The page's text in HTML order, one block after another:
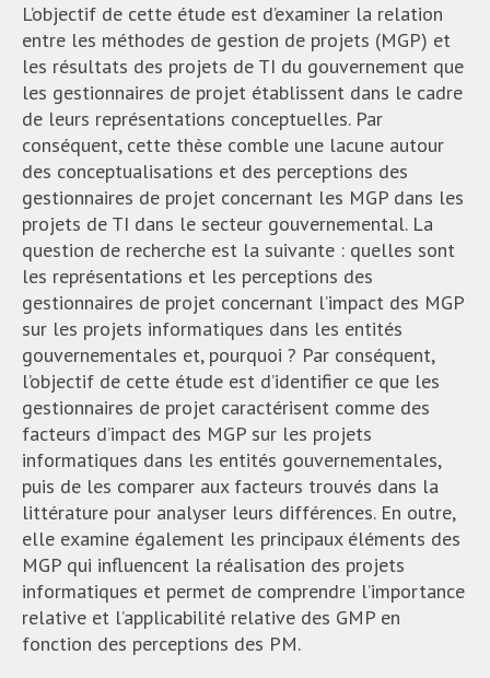
L’objectif de cette étude est d’examiner la relation
entre les méthodes de gestion de projets (MGP) et
les résultats des projets de TI du gouvernement que
les gestionnaires de projet établissent dans le cadre
de leurs représentations conceptuelles. Par
conséquent, cette thèse comble une lacune autour
des conceptualisations et des perceptions des
gestionnaires de projet concernant les MGP dans les
projets de TI dans le secteur gouvernemental. La
question de recherche est la suivante : quelles sont
les représentations et les perceptions des
gestionnaires de projet concernant l’impact des MGP
sur les projets informatiques dans les entités
gouvernementales et, pourquoi ? Par conséquent,
l’objectif de cette étude est d’identifier ce que les
gestionnaires de projet caractérisent comme des
facteurs d’impact des MGP sur les projets
informatiques dans les entités gouvernementales,
puis de les comparer aux facteurs trouvés dans la
littérature pour analyser leurs différences. En outre,
elle examine également les principaux éléments des
MGP qui influencent la réalisation des projets
informatiques et permet de comprendre l’importance
relative et l’applicabilité relative des GMP en
fonction des perceptions des PM.